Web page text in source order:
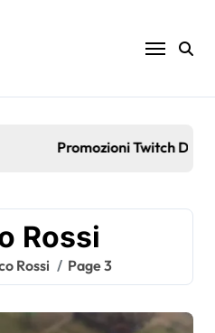
Drops di Age of Empires IV:
Rossi
Rossi Page 3